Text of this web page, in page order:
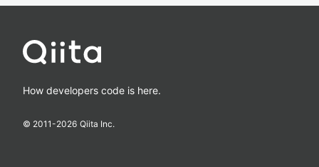
How developers code is here.
© 2011-2026 Qiita Inc.